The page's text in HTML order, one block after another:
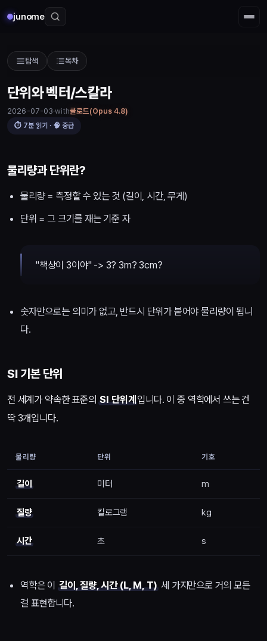
junome
탐색 목차
단위와 벡터/스칼라
2026-07-03 with클로드(Opus 4.8)
⏱ 7분 읽기 · 🧠 중급
단위와 벡터/스칼라
물리량과 단위란?
물리량 = 측정할 수 있는 것 (길이, 시간, 무게)
단위 = 그 크기를 재는 기준 자
"책상이 3이야" -> 3? 3m? 3cm?
숫자만으로는 의미가 없고, 반드시 단위가 붙어야 물리량이 됩니
다.
SI 기본 단위
전 세계가 약속한 표준의SI 단위계입니다. 이 중 역학에서 쓰는 건
딱 3개입니다.
물리량 단위 기호
길이 미터 m
질량 킬로그램 kg
시간 초 s
역학은 이 길이, 질량, 시간 (L, M, T) 세 가지만으로 거의 모든
걸 표현합니다.